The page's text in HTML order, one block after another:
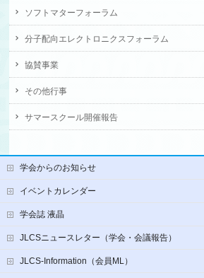
ソフトマターフォーラム
分子配向エレクトロニクスフォーラム
協賛事業
その他行事
サマースクール開催報告
学会からのお知らせ
イベントカレンダー
学会誌 液晶
JLCSニュースレター（学会・会議報告）
JLCS-Information（会員ML）